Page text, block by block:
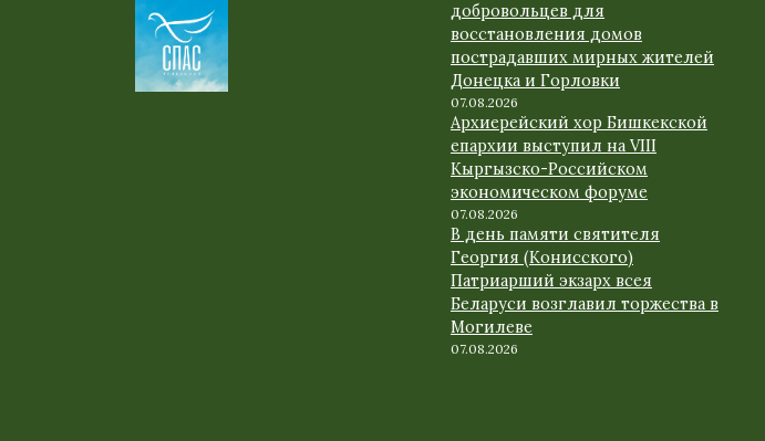
добровольцев для
восстановления домов
пострадавших мирных жителей
Донецка и Горловки
07.08.2026
Архиерейский хор Бишкекской
епархии выступил на VIII
Кыргызско-Российском
экономическом форуме
07.08.2026
В день памяти святителя
Георгия (Конисского)
Патриарший экзарх всея
Беларуси возглавил торжества в
Могилеве
07.08.2026